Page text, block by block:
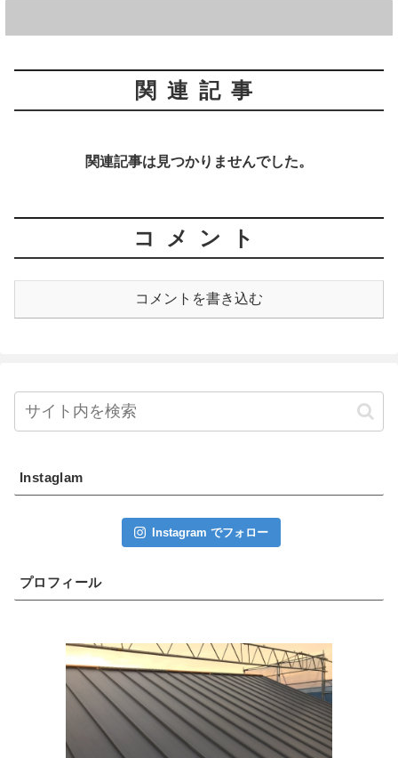
関連記事
関連記事は見つかりませんでした。
コメント
コメントを書き込む
Instaglam
Instagram でフォロー
プロフィール